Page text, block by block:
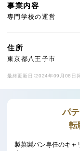
事業内容
専門学校の運営
住所
東京都八王子市
最終更新日：2024年09月08日
パ
転
製菓製パン専任のキャ